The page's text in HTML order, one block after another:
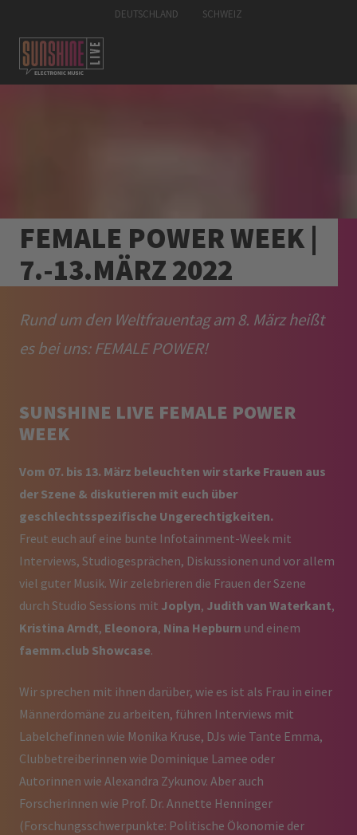
DEUTSCHLAND SCHWEIZ
FEMALE POWER WEEK |
7.-13.MÄRZ 2022
Rund um den Weltfrauentag am 8. März heißt
es bei uns: FEMALE POWER!
SUNSHINE LIVE FEMALE POWER
WEEK
Vom 07. bis 13. März beleuchten wir starke Frauen aus
der Szene & diskutieren mit euch über
geschlechtsspezifische Ungerechtigkeiten.
Freut euch auf eine bunte Infotainment-Week mit
Interviews, Studiogesprächen, Diskussionen und vor allem
viel guter Musik. Wir zelebrieren die Frauen der Szene
durch Studio Sessions mit Joplyn, Judith van Waterkant,
Kristina Arndt, Eleonora, Nina Hepburn und einem
faemm.club Showcase.
Wir sprechen mit ihnen darüber, wie es ist als Frau in einer
Männerdomäne zu arbeiten, führen Interviews mit
Labelchefinnen wie Monika Kruse, DJs wie Tante Emma,
Clubbetreiberinnen wie Dominique Lamee oder
Autorinnen wie Alexandra Zykunov. Aber auch
Forscherinnen wie Prof. Dr. Annette Henninger
(Forschungsschwerpunkte: Politische Ökonomie der